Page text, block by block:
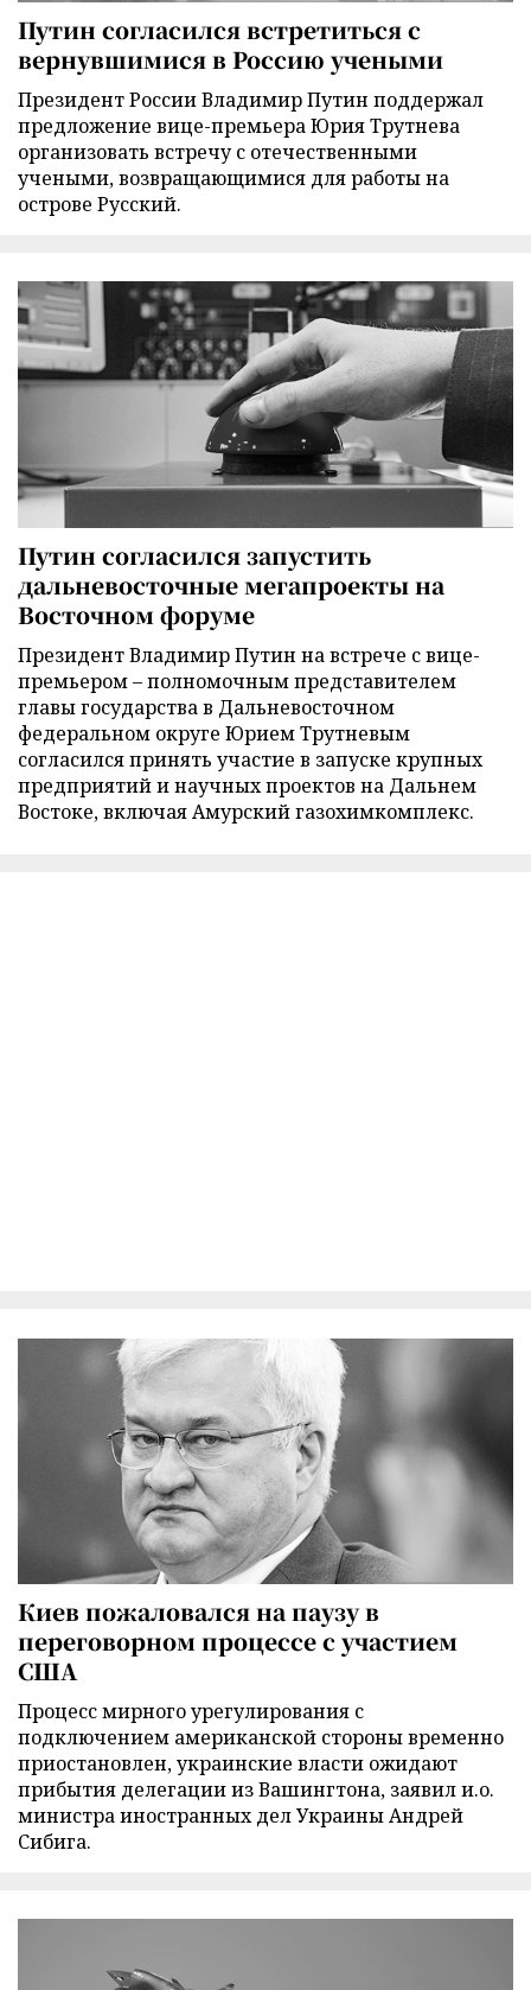
Путин согласился встретиться с
вернувшимися в Россию учеными
Президент России Владимир Путин поддержал
предложение вице-премьера Юрия Трутнева
организовать встречу с отечественными
учеными, возвращающимися для работы на
острове Русский.
Путин согласился запустить
дальневосточные мегапроекты на
Восточном форуме
Президент Владимир Путин на встрече с вице-
премьером – полномочным представителем
главы государства в Дальневосточном
федеральном округе Юрием Трутневым
согласился принять участие в запуске крупных
предприятий и научных проектов на Дальнем
Востоке, включая Амурский газохимкомплекс.
Киев пожаловался на паузу в
переговорном процессе с участием
США
Процесс мирного урегулирования с
подключением американской стороны временно
приостановлен, украинские власти ожидают
прибытия делегации из Вашингтона, заявил и.о.
министра иностранных дел Украины Андрей
Сибига.